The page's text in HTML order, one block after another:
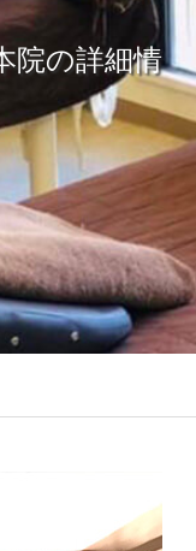
院の詳細情